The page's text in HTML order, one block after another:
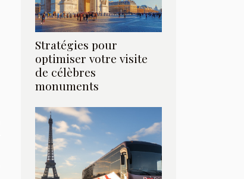
Stratégies pour
optimiser votre visite
de célèbres
monuments